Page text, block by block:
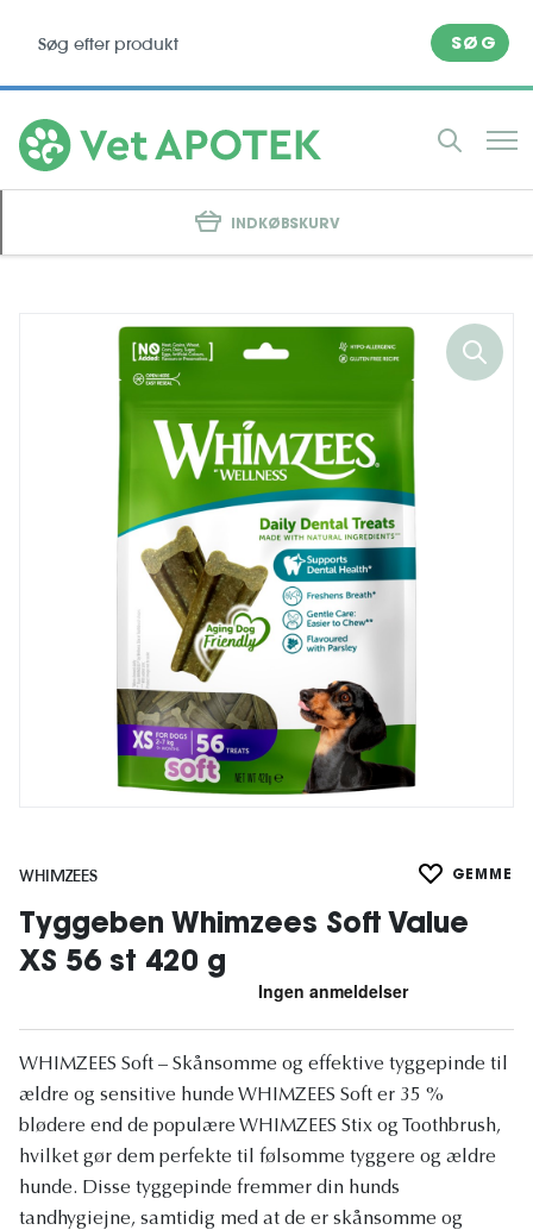
SØG
INDKØBSKURV
WHIMZEES GEMME
Tyggeben Whimzees Soft Value
XS 56 st 420 g
WHIMZEES Soft – Skånsomme og effektive tyggepinde til
ældre og sensitive hunde WHIMZEES Soft er 35 %
blødere end de populære WHIMZEES Stix og Toothbrush,
hvilket gør dem perfekte til følsomme tyggere og ældre
hunde. Disse tyggepinde fremmer din hunds
tandhygiejne, samtidig med at de er skånsomme og